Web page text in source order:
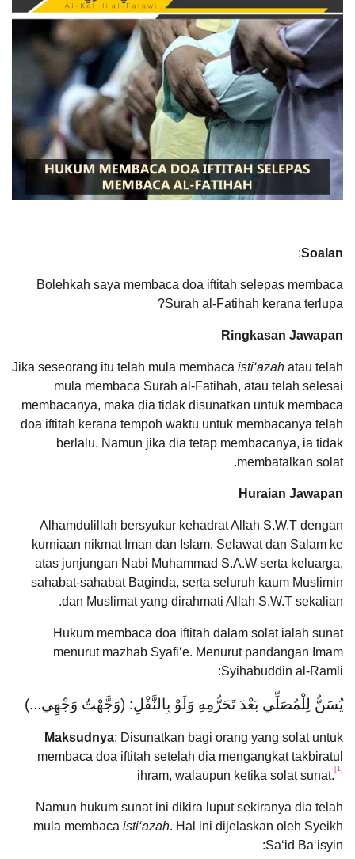
Soalan
:
Bolehkah saya membaca doa iftitah selepas membaca
Surah al-Fatihah kerana terlupa?
Ringkasan Jawapan
Jika seseorang itu telah mula membaca isti‘azah atau telah
mula membaca Surah al-Fatihah, atau telah selesai
membacanya, maka dia tidak disunatkan untuk membaca
doa iftitah kerana tempoh waktu untuk membacanya telah
berlalu. Namun jika dia tetap membacanya, ia tidak
membatalkan solat.
Huraian Jawapan
Alhamdulillah bersyukur kehadrat Allah S.W.T dengan
kurniaan nikmat Iman dan Islam. Selawat dan Salam ke
atas junjungan Nabi Muhammad S.A.W serta keluarga,
sahabat-sahabat Baginda, serta seluruh kaum Muslimin
dan Muslimat yang dirahmati Allah S.W.T sekalian.
Hukum membaca doa iftitah dalam solat ialah sunat
menurut mazhab Syafi‘e. Menurut pandangan Imam
Syihabuddin al-Ramli:
يُسَنُّ لِلْمُصَلِّي بَعْدَ تَحَرُّمِهِ وَلَوْ بِالنَّفْلِ: (وَجَّهْتُ وَجْهِي...)
Maksudnya: Disunatkan bagi orang yang solat untuk
membaca doa iftitah setelah dia mengangkat takbiratul
ihram, walaupun ketika solat sunat. [1]
Namun hukum sunat ini dikira luput sekiranya dia telah
mula membaca isti‘azah. Hal ini dijelaskan oleh Syeikh
Sa‘id Ba‘isyin: